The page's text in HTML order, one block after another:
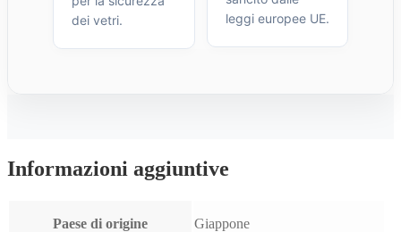
dei vetri.
leggi europee UE.
Informazioni aggiuntive
Paese di origine Giappone